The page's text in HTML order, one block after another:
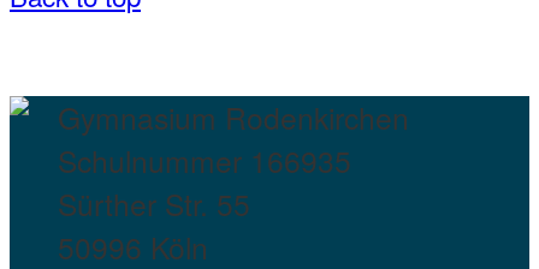
Gymnasium Rodenkirchen
Schulnummer 166935
Sürther Str. 55
50996 Köln